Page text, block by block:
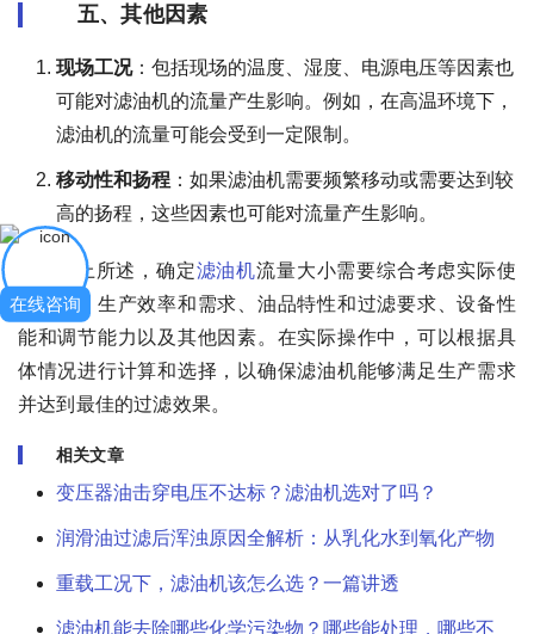
五、其他因素
现场工况：包括现场的温度、湿度、电源电压等因素也
可能对滤油机的流量产生影响。例如，在高温环境下，
滤油机的流量可能会受到一定限制。
移动性和扬程 ：如果滤油机需要频繁移动或需要达到较
高的扬程，这些因素也可能对流量产生影响。
综上所述，确定滤油机流量大小需要综合考虑实际使
用需求、生产效率和需求、油品特性和过滤要求、设备性
能和调节能力以及其他因素。在实际操作中，可以根据具
体情况进行计算和选择，以确保滤油机能够满足生产需求
并达到最佳的过滤效果。
相关文章
变压器油击穿电压不达标？滤油机选对了吗？
润滑油过滤后浑浊原因全解析：从乳化水到氧化产物
重载工况下，滤油机该怎么选？一篇讲透
滤油机能去除哪些化学污染物？哪些能处理，哪些不
在线咨询